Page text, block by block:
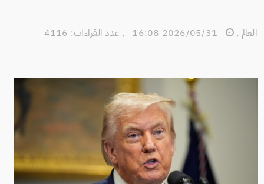
العالم ,
, عدد القراءات: 4116